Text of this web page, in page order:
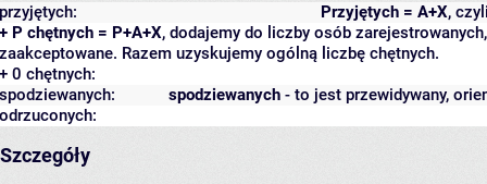
Przyjętych = A+X,
przyjętych:
+ P chętnych = P+A+X, dodajemy do liczby osób
zaakceptowane. Razem uzyskujemy ogólną liczbę chętnych.
+ 0 chętnych:
spodziewanych - to jest przewidywany,
spodziewanych:
odrzuconych:
Szczegóły